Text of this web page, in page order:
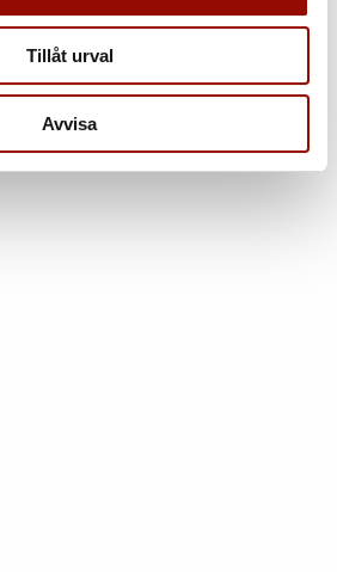
Tillåt urval
Avvisa